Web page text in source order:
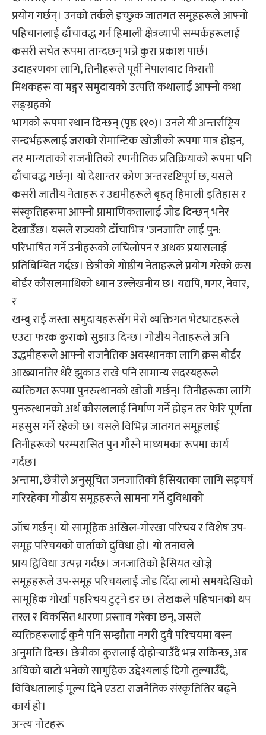
प्रयोग गर्छन्। उनको तर्कले इच्छुक जातगत समूहहरूले आफ्नो
पहिचानलाई ढाँचावद्ध गर्न हिमाली क्षेत्रव्यापी सम्पर्कहरूलाई
कसरी सचेत रूपमा तान्दछन् भन्ने कुरा प्रकाश पार्छ।
उदाहरणका लागि, तिनीहरूले पूर्वी नेपालबाट किराती
मिथकहरू वा मङ्गर समुदायको उत्पत्ति कथालाई आफ्नो कथा
सङ्ग्रहको
भागको रूपमा स्थान दिन्छन् (पृष्ठ ११०)। उनले यी अन्तर्राष्ट्रिय
सन्दर्भहरूलाई जराको रोमान्टिक खोजीको रूपमा मात्र होइन,
तर मान्यताको राजनीतिको रणनीतिक प्रतिक्रियाको रूपमा पनि
ढाँचावद्ध गर्छन्। यो देशान्तर कोण अन्तरदृष्टिपूर्ण छ, यसले
कसरी जातीय नेताहरू र उद्यमीहरूले बृहत् हिमाली इतिहास र
संस्कृतिहरूमा आफ्नो प्रामाणिकतालाई जोड दिन्छन् भनेर
देखाउँछ। यसले राज्यको ढाँचाभित्र 'जनजाति' लाई पुन:
परिभाषित गर्ने उनीहरूको लचिलोपन र अथक प्रयासलाई
प्रतिबिम्बित गर्दछ। छेत्रीको गोष्ठीय नेताहरूले प्रयोग गरेको क्रस
बोर्डर कौसलमाथिको ध्यान उल्लेखनीय छ। यद्यपि, मगर, नेवार,
र
खम्बु राई जस्ता समुदायहरूसँग मेरो व्यक्तिगत भेटघाटहरूले
एउटा फरक कुराको सुझाउ दिन्छ। गोष्ठीय नेताहरूले अनि
उद्धमीहरूले आफ्नो राजनैतिक अवस्थानका लागि क्रस बोर्डर
आख्यानतिर धेरै झुकाउ राखे पनि सामान्य सदस्यहरूले
व्यक्तिगत रूपमा पुनरुत्थानको खोजी गर्छन्। तिनीहरूका लागि
पुनरुत्थानको अर्थ कौसललाई निर्माण गर्ने होइन तर फेरि पूर्णता
महसुस गर्ने रहेको छ। यसले विभिन्न जातगत समूहलाई
तिनीहरूको परम्परासित पुन गाँस्ने माध्यमका रूपमा कार्य
गर्दछ।
अन्तमा, छेत्रीले अनुसूचित जनजातिको हैसियतका लागि सङ्घर्ष
गरिरहेका गोष्ठीय समूहहरूले सामना गर्ने दुविधाको
जाँच गर्छन्। यो सामूहिक अखिल-गोरखा परिचय र विशेष उप-
समूह परिचयको वार्ताको दुविधा हो। यो तनावले
प्राय द्विविधा उत्पन्न गर्दछ। जनजातिको हैसियत खोज्ने
समूहहरूले उप-समूह परिचयलाई जोड दिँदा लामो समयदेखिको
सामूहिक गोर्खा पहरिचय टुट्ने डर छ। लेखकले पहिचानको थप
तरल र विकसित धारणा प्रस्ताव गरेका छन्, जसले
व्यक्तिहरूलाई कुनै पनि सम्झौता नगरी दुवै परिचयमा बस्न
अनुमति दिन्छ। छेत्रीका कुरालाई दोहोर्‍याउँदै भन्न सकिन्छ, अब
अघिको बाटो भनेको सामुहिक उद्देश्यलाई दिगो तुल्याउँदै,
विविधतालाई मूल्य दिने एउटा राजनैतिक संस्कृतितिर बढ्ने
कार्य हो।
अन्त्य नोटहरू